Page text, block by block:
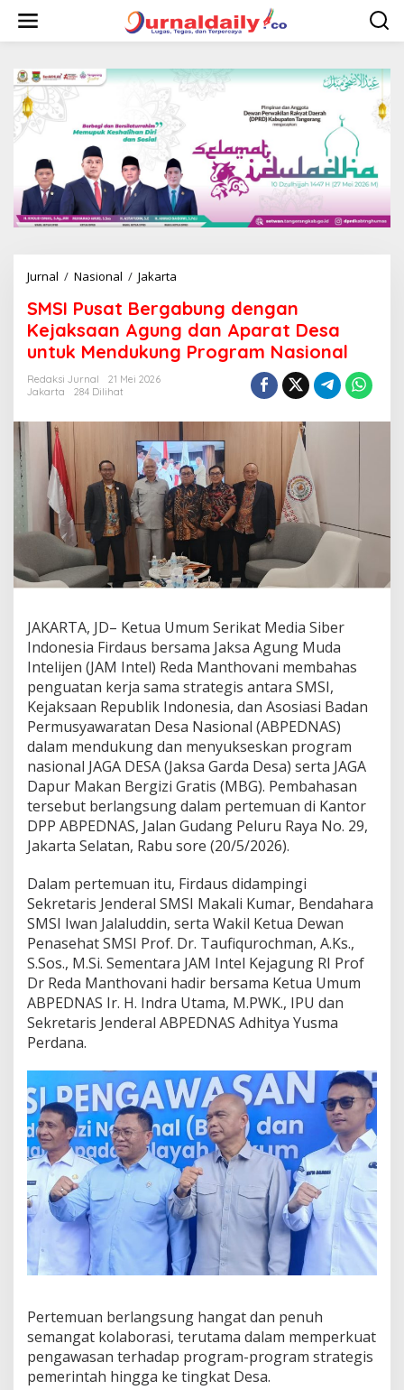
w
Jurnal / Nasional / Jakarta
S
I
P
u
B
e
r
g
a
b
u
n
g
d
e
a
n
K
e
a
k
s
a
a
n
A
g
u
g
d
a
n
A
p
a
r
a
t
s
a
u
n
t
u
k
M
e
n
d
k
g
P
o
g
SMSI Pusat Bergabung dengan
Kejaksaan Agung dan Aparat Desa
untuk Mendukung Program Nasional
Redaksi Jurnal
21 Mei 2026
Jakarta
284 Dilihat
JAKARTA, JD– Ketua Umum Serikat Media Siber
Indonesia Firdaus bersama Jaksa Agung Muda
Intelijen (JAM Intel) Reda Manthovani membahas
penguatan kerja sama strategis antara SMSI,
Kejaksaan Republik Indonesia, dan Asosiasi Badan
Permusyawaratan Desa Nasional (ABPEDNAS)
dalam mendukung dan menyukseskan program
nasional JAGA DESA (Jaksa Garda Desa) serta JAGA
Dapur Makan Bergizi Gratis (MBG). Pembahasan
tersebut berlangsung dalam pertemuan di Kantor
DPP ABPEDNAS, Jalan Gudang Peluru Raya No. 29,
Jakarta Selatan, Rabu sore (20/5/2026).
Dalam pertemuan itu, Firdaus didampingi
Sekretaris Jenderal SMSI Makali Kumar, Bendahara
SMSI Iwan Jalaluddin, serta Wakil Ketua Dewan
Penasehat SMSI Prof. Dr. Taufiqurochman, A.Ks.,
S.Sos., M.Si. Sementara JAM Intel Kejagung RI Prof
Dr Reda Manthovani hadir bersama Ketua Umum
ABPEDNAS Ir. H. Indra Utama, M.PWK., IPU dan
Sekretaris Jenderal ABPEDNAS Adhitya Yusma
Perdana.
Pertemuan berlangsung hangat dan penuh
semangat kolaborasi, terutama dalam memperkuat
pengawasan terhadap program-program strategis
pemerintah hingga ke tingkat Desa.